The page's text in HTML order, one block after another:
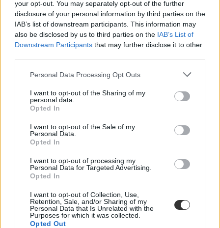
your opt-out. You may separately opt-out of the further
disclosure of your personal information by third parties on the
IAB’s list of downstream participants. This information may
also be disclosed by us to third parties on the IAB’s List of
Downstream Participants that may further disclose it to other
Personal Data Processing Opt Outs
I want to opt-out of the Sharing of my
personal data.
Opted In
I want to opt-out of the Sale of my
Personal Data.
Opted In
I want to opt-out of processing my
Personal Data for Targeted Advertising.
Opted In
I want to opt-out of Collection, Use,
Retention, Sale, and/or Sharing of my
Personal Data that Is Unrelated with the
Purposes for which it was collected.
Opted Out
diákbérlet
diákkedvezmény
színes
vonatbérlet
MÁV bérlet
vasúti bérlet
Vakáció bérlet